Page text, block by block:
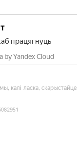
працягнуць
by Yandex Cloud
калі ласка, скарыстайце